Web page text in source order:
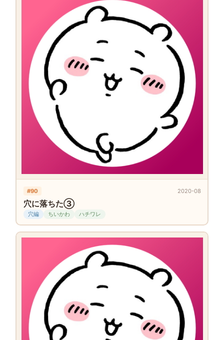
#90 2020-08
穴に落ちた③
穴編 ちいかわ ハチワレ